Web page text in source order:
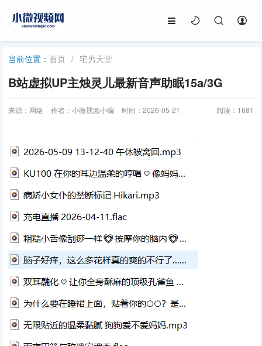
当前位置：首页 / 宅男天堂
B站虚拟UP主烛灵儿最新音声助眠15a/3G
来源：网络 作者：小微视频小编 时间：2026-05-21 阅读： 1681